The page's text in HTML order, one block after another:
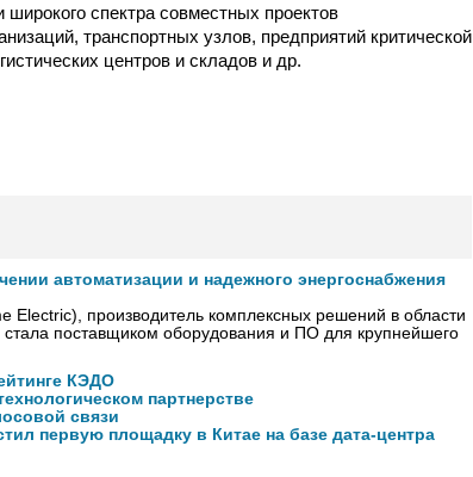
широкого спектра совместных проектов
транспортных узлов, предприятий критической
центров и складов и др.
автоматизации и надежного энергоснабжения
Electric), производитель комплексных решений в области
стала поставщиком оборудования и ПО для крупнейшего
КЭДО
партнерстве
связи
первую площадку в Китае на базе дата-центра